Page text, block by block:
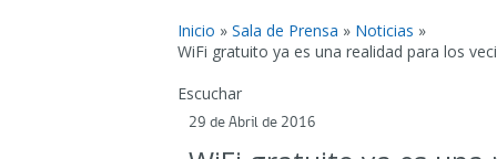
Inicio » Sala de Prensa » Noticias »
WiFi gratuito ya es una realidad para los
Escuchar
29 de Abril de 2016